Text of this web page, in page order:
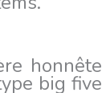
honnête
big five